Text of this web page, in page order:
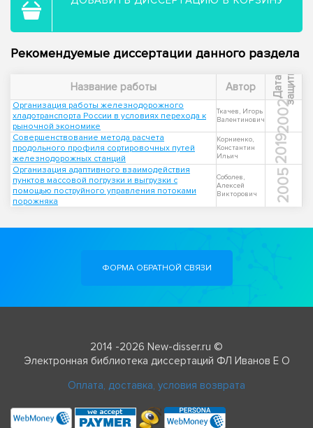
Рекомендуемые диссертации данного раздела
Название работы Автор Д
а
т
а
з
а
щ
и
т ы
Организация работы железнодорожного
хладотранспорта России в условиях перехода к
рыночной экономике
Ткачев, Игорь
Валентинович
2002
Совершенствование метода расчета
продольного профиля сортировочных путей
железнодорожных станций
Корниенко,
Константин
Ильич
2019
Организация адаптивного взаимодействия
пунктов массовой погрузки и выгрузки с
помощью поструйного управления потоками
порожняка
Соболев,
Алексей
Викторович
2005
ФОРМА ОБРАТНОЙ СВЯЗИ
2014 -2026 New-disser.ru ©
Электронная библиотека диссертаций ФЛ Иванов Е О
Оплата, доставка, условия возврата